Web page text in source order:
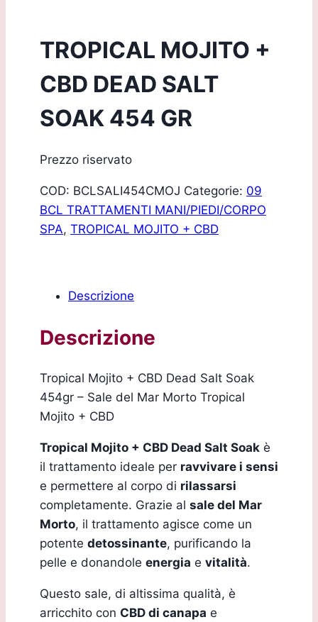
TROPICAL MOJITO +
CBD DEAD SALT
SOAK 454 GR
Prezzo riservato
COD: BCLSALI454CMOJ Categorie: 09
BCL TRATTAMENTI MANI/PIEDI/CORPO
SPA, TROPICAL MOJITO + CBD
Descrizione
Descrizione
Tropical Mojito + CBD Dead Salt Soak
454gr – Sale del Mar Morto Tropical
Mojito + CBD
Tropical Mojito + CBD Dead Salt Soak è
il trattamento ideale per ravvivare i sensi
e permettere al corpo di rilassarsi
completamente. Grazie al sale del Mar
Morto, il trattamento agisce come un
potente detossinante, purificando la
pelle e donandole energia e vitalità.
Questo sale, di altissima qualità, è
arricchito con CBD di canapa e